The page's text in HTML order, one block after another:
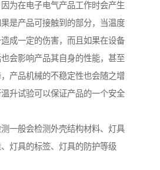
为在电子电气产品工作时会产生
是产品可接触到的部分，当温度
成一定的伤害，而且如果在设备
会影响产品其自身的性能，甚至
产品机械的不稳定性也会随之增
升试验可以保证产品的一个安全
一般会检测外壳结构材料、灯具
灯具的标签、灯具的防护等级